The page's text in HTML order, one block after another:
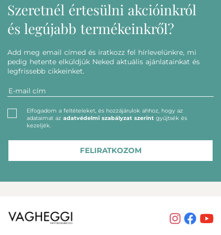
Szeretnél értesülni akcióinkról
és legújabb termékeinkről?
Add meg email címed és iratkozz fel hírlevelünkre, mi
pedig hetente elküldjük Neked aktuális ajánlatainkat és
legfrissebb cikkeinket.
Elfogadom a feltételeket, és hozzájárulok ahhoz, hogy az
adataimat az adatvédelmi szabályzat szerint gyűjtsék és
kezeljék.
FELIRATKOZOM